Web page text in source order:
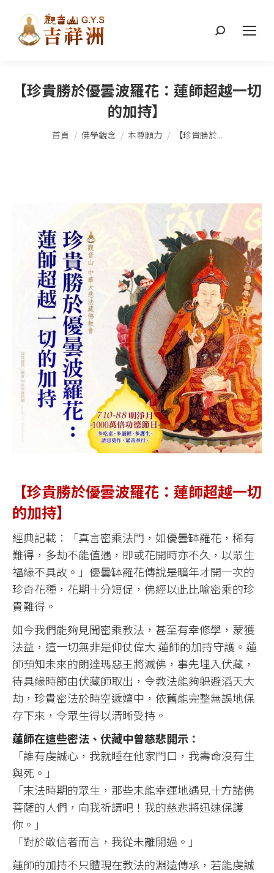
搜
【珍貴勝於優曇波羅花：蓮師超越一切
的加持】
您在這裡：
首頁 佛學觀念 本尊願力 【珍貴勝於...
【珍貴勝於優曇波羅花：蓮師超越一切
的加持】
經典記載：「真言密乘法門，如優曇缽羅花，稀有
難得，多劫不能值遇，即或花開時亦不久，以眾生
福緣不具故。」優曇缽羅花傳說是曠年才開一次的
珍奇花種，花期十分短促，佛經以此比喻密乘的珍
貴難得。
如今我們能夠見聞密乘教法，甚至有幸修學，蒙獲
法益，這一切無非是仰仗偉大 蓮師的加持守護。蓮
師預知未來的朗達瑪惡王將滅佛，事先埋入伏藏，
待具緣時節由伏藏師取出，令教法能夠躲避滔天大
劫，珍貴密法於時空遞嬗中，依舊能完整無誤地保
存下來，令眾生得以清晰受持。
蓮師在這些密法、伏藏中曾慈悲開示：
「誰有虔誠心，我就睡在他家門口，我壽命沒有生
與死。」
「末法時期的眾生，那些未能幸運地遇見十方諸佛
菩薩的人們，向我祈請吧！我的慈悲將迅速保護
你。」
「對於敬信者而言，我從未離開過。」
蓮師的加持不只體現在教法的淵遠傳承，若能虔誠